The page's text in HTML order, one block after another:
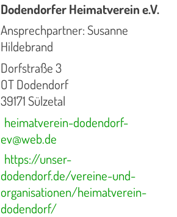
Dodendorfer Heimatverein e.V.
Ansprechpartner: Susanne
Hildebrand
Dorfstraße 3
OT Dodendorf
39171 Sülzetal
heimatverein-dodendorf-
ev@web.de
https://unser-
dodendorf.de/vereine-und-
organisationen/heimatverein-
dodendorf/